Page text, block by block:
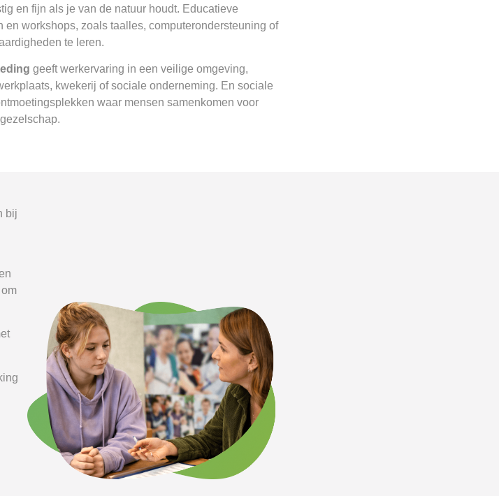
en fijn als je van de natuur houdt. Educatieve
en workshops, zoals taalles, computerondersteuning of
te leren.
geeft werkervaring in een veilige omgeving,
kwekerij of sociale onderneming. En sociale
waar mensen samenkomen voor
bij